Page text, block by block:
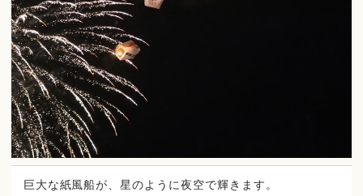
巨大な紙風船が、星のように夜空で輝きます。